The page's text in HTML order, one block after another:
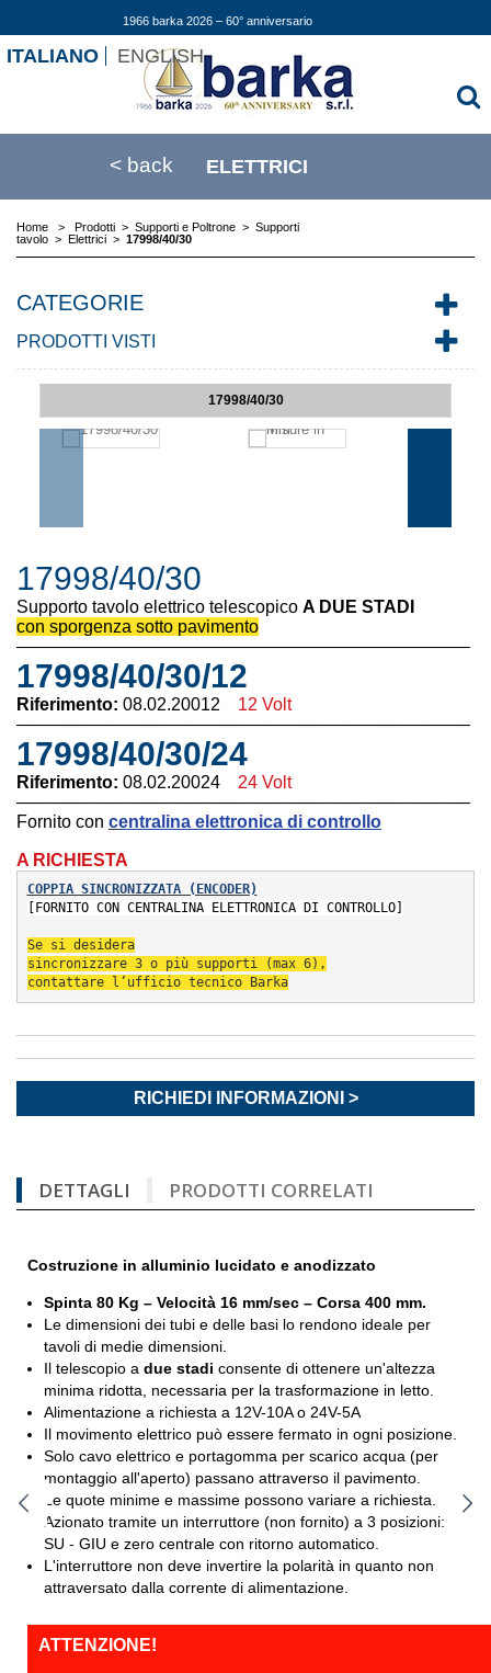
1966 barka 2026 – 60° anniversario
ITALIANO ENGLISH
< back ELETTRICI
Home > Prodotti > Supporti e Poltrone > Supporti
tavolo > Elettrici > 17998/40/30
CATEGORIE
PRODOTTI VISTI
17998/40/30
17998/40/30
Supporto tavolo elettrico telescopico A DUE STADI
con sporgenza sotto pavimento
––––––––––––––––––––––––––––––––––––––––––––––
17998/40/30/12
Riferimento: 08.02.20012
12 Volt
––––––––––––––––––––––––––––––––––––––––––––––
17998/40/30/24
Riferimento: 08.02.20024
24 Volt
––––––––––––––––––––––––––––––––––––––––––––––
Fornito con centralina elettronica di controllo
A RICHIESTA
COPPIA SINCRONIZZATA (ENCODER)
[FORNITO CON CENTRALINA ELETTRONICA DI CONTROLLO]
Se si desidera
sincronizzare 3 o più supporti (max 6),
contattare l’ufficio tecnico Barka
RICHIEDI INFORMAZIONI >
DETTAGLI PRODOTTI CORRELATI
Costruzione in alluminio lucidato e anodizzato
Spinta 80 Kg – Velocità 16 mm/sec – Corsa 400 mm.
Le dimensioni dei tubi e delle basi lo rendono ideale per
tavoli di medie dimensioni.
Il telescopio a due stadi consente di ottenere un'altezza
minima ridotta, necessaria per la trasformazione in letto.
Alimentazione a richiesta a 12V-10A o 24V-5A
Il movimento elettrico può essere fermato in ogni posizione.
Solo cavo elettrico e portagomma per scarico acqua (per
montaggio all'aperto) passano attraverso il pavimento.
Le quote minime e massime possono variare a richiesta.
Azionato tramite un interruttore (non fornito) a 3 posizioni:
SU - GIU e zero centrale con ritorno automatico.
L'interruttore non deve invertire la polarità in quanto non
attraversato dalla corrente di alimentazione.
ATTENZIONE!